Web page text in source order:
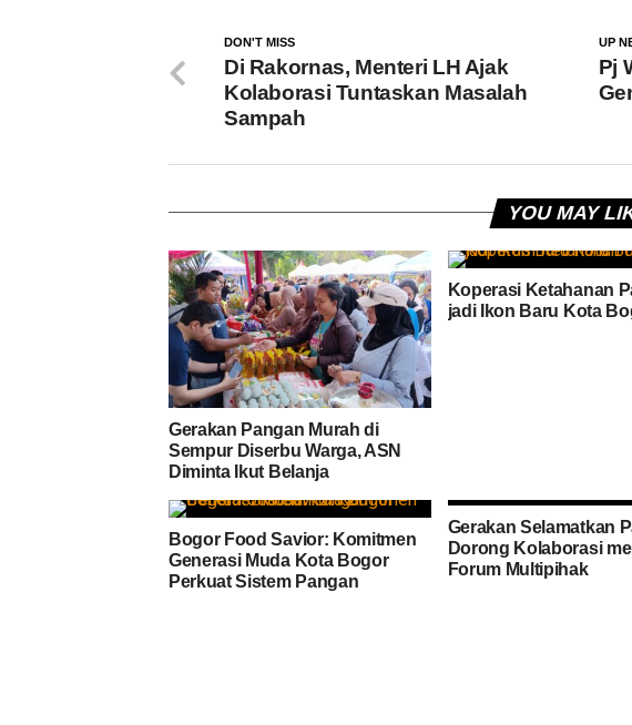
UP
Pj
DON'T MISS
Di Rakornas, Menteri LH Ajak
Kolaborasi Tuntaskan Masalah
Sampah
YOU MAY
Gerakan Pangan Murah di
Sempur Diserbu Warga, ASN
Diminta Ikut Belanja
Koperasi Ketahanan
jadi Ikon Baru Kota
Bogor Food Savior: Komitmen
Generasi Muda Kota Bogor
Perkuat Sistem Pangan
Gerakan Selamatkan
Dorong Kolaborasi
Forum Multipihak